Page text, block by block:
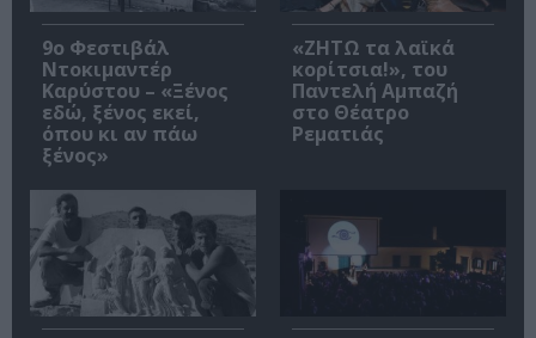
9ο Φεστιβάλ
Ντοκιμαντέρ
Καρύστου – «Ξένος
εδώ, ξένος εκεί,
όπου κι αν πάω
ξένος»
«ΖΗΤΩ τα λαϊκά
κορίτσια!», του
Παντελή Αμπαζή
στο Θέατρο
Ρεματιάς